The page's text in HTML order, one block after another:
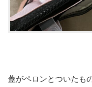
蓋がペロンとついたも